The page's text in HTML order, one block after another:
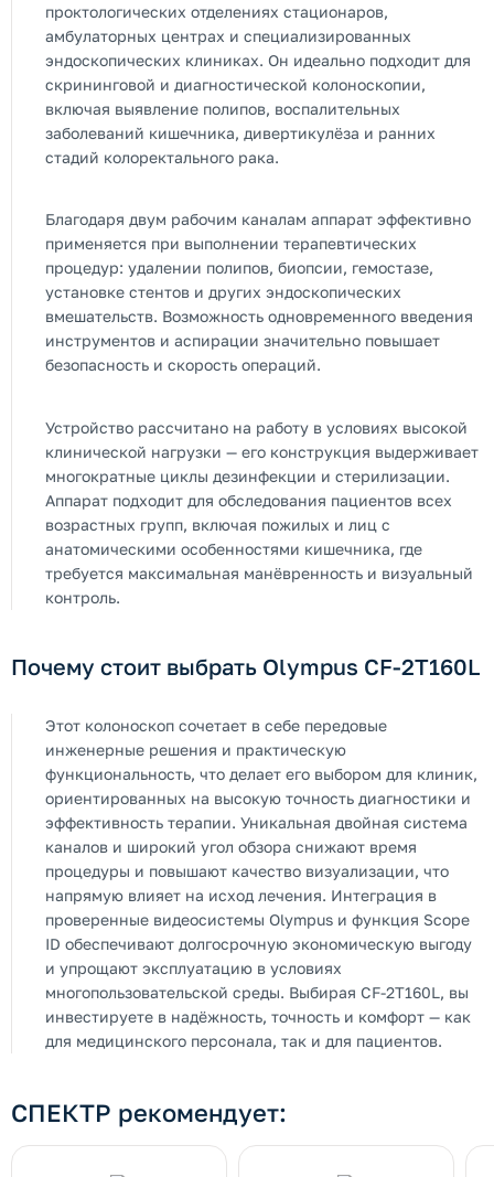
проктологических отделениях стационаров,
амбулаторных центрах и специализированных
эндоскопических клиниках. Он идеально подходит для
скрининговой и диагностической колоноскопии,
включая выявление полипов, воспалительных
заболеваний кишечника, дивертикулёза и ранних
стадий колоректального рака.
Благодаря двум рабочим каналам аппарат эффективно
применяется при выполнении терапевтических
процедур: удалении полипов, биопсии, гемостазе,
установке стентов и других эндоскопических
вмешательств. Возможность одновременного введения
инструментов и аспирации значительно повышает
безопасность и скорость операций.
Устройство рассчитано на работу в условиях высокой
клинической нагрузки — его конструкция выдерживает
многократные циклы дезинфекции и стерилизации.
Аппарат подходит для обследования пациентов всех
возрастных групп, включая пожилых и лиц с
анатомическими особенностями кишечника, где
требуется максимальная манёвренность и визуальный
контроль.
Почему стоит выбрать Olympus CF-2T160L
Этот колоноскоп сочетает в себе передовые
инженерные решения и практическую
функциональность, что делает его выбором для клиник,
ориентированных на высокую точность диагностики и
эффективность терапии. Уникальная двойная система
каналов и широкий угол обзора снижают время
процедуры и повышают качество визуализации, что
напрямую влияет на исход лечения. Интеграция в
проверенные видеосистемы Olympus и функция Scope
ID обеспечивают долгосрочную экономическую выгоду
и упрощают эксплуатацию в условиях
многопользовательской среды. Выбирая CF-2T160L, вы
инвестируете в надёжность, точность и комфорт — как
для медицинского персонала, так и для пациентов.
СПЕКТР рекомендует: